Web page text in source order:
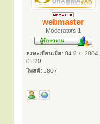
webmaster
Moderators-1
ลงทะเบียนเมื่อ: 04 มิ.ย. 2004,
01:20
โพสต์: 1807